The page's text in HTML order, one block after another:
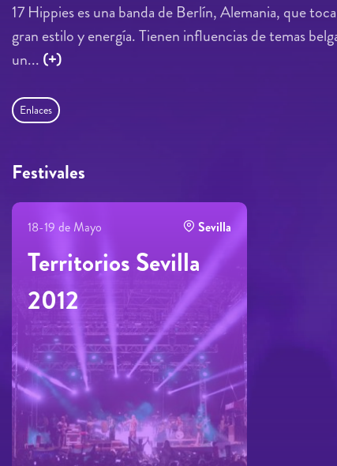
17 Hippies es una banda de Berlín, Alemania, que
gran estilo y energía. Tienen influencias de temas
un... (+)
Enlaces
Festivales
18-19 de Mayo Sevilla
Territorios Sevilla
2012